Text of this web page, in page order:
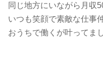
同じ地方にいながら月収
いつも笑顔で素敵な仕事
おうちで働くが叶ってま